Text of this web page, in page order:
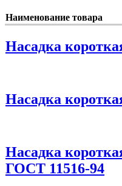
Наименование товара
Насадка
Насадка
Насадка
ГОСТ 11516-94